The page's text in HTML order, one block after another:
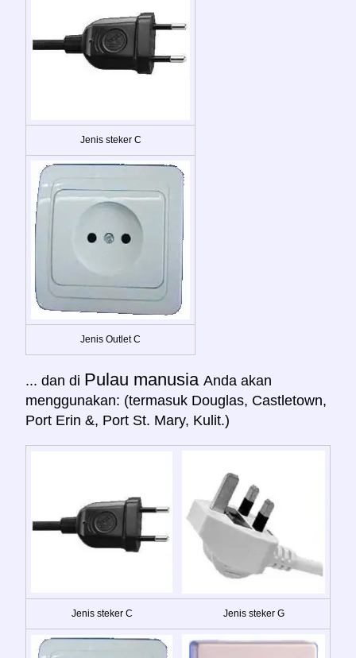
Jenis steker C
Jenis Outlet C
... dan di Pulau manusia Anda akan
menggunakan: (termasuk Douglas, Castletown,
Port Erin &, Port St. Mary, Kulit.)
Jenis steker C Jenis steker G